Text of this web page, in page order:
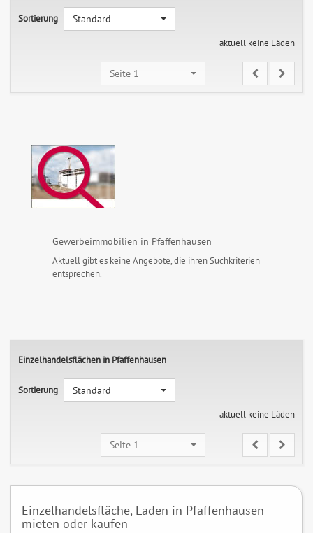
Sortierung
Standard
aktuell keine Läden
Seite 1
Gewerbeimmobilien in Pfaffenhausen
Aktuell gibt es keine Angebote, die ihren Suchkriterien
entsprechen.
Einzelhandelsflächen in Pfaffenhausen
Sortierung
Standard
aktuell keine Läden
Seite 1
Einzelhandelsfläche, Laden in Pfaffenhausen
mieten oder kaufen